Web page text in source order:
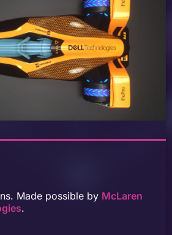
Made possible by McLaren
.